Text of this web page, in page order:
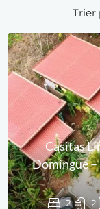
Trier
Casitas
Domingue –
2 2